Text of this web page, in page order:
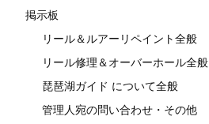
掲示板
リール＆ルアーリペイント全般
リール修理＆オーバーホール全般
琵琶湖ガイド について全般
管理人宛の問い合わせ・その他